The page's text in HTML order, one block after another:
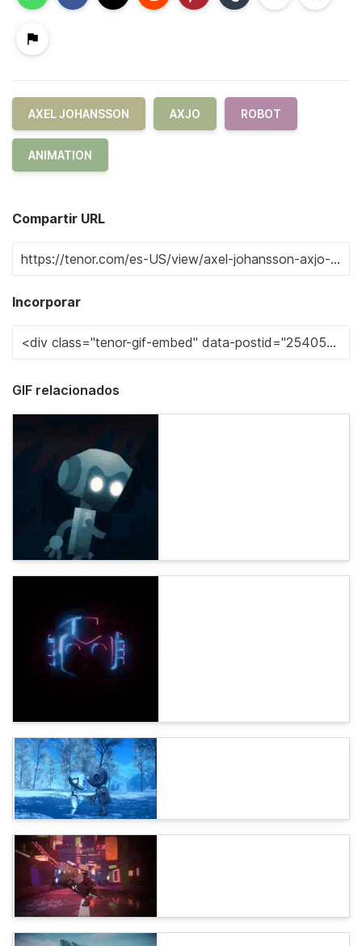
AXEL JOHANSSON AXJO ROBOT
ANIMATION
Compartir URL
Incorporar
GIF relacionados